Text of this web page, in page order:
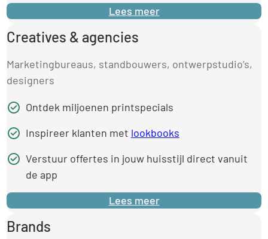
Lees meer
Creatives & agencies
Marketingbureaus, standbouwers, ontwerpstudio’s,
designers
Ontdek miljoenen printspecials
Inspireer klanten met lookbooks
Verstuur offertes in jouw huisstijl direct vanuit
de app
Lees meer
Brands